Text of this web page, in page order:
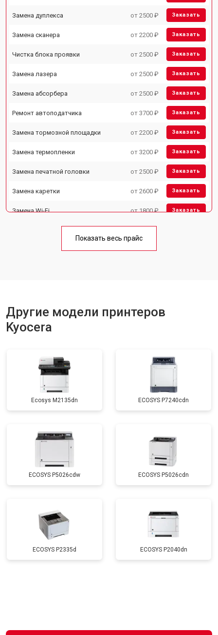
Замена дуплекса от 2500 ₽ Заказать
Замена сканера от 2200 ₽ Заказать
Чистка блока проявки от 2500 ₽ Заказать
Замена лазера от 2500 ₽ Заказать
Замена абсорбера от 2500 ₽ Заказать
Ремонт автоподатчика от 3700 ₽ Заказать
Замена тормозной площадки от 2200 ₽ Заказать
Замена термопленки от 3200 ₽ Заказать
Замена печатной головки от 2500 ₽ Заказать
Замена каретки от 2600 ₽ Заказать
Замена Wi-Fi от 1800 ₽ Заказать
от 2600 ₽
Показать весь прайс
Другие модели принтеров
Kyocera
Ecosys M2135dn ECOSYS P7240cdn
ECOSYS P5026cdw ECOSYS P5026cdn
ECOSYS P2335d ECOSYS P2040dn